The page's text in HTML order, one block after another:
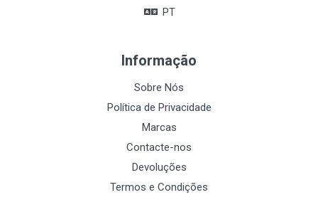
PT
Informação
Sobre Nós
Política de Privacidade
Marcas
Contacte-nos
Devoluções
Termos e Condições